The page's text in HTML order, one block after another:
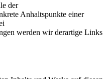
der
Anhaltspunkte einer
werden wir derartige Links